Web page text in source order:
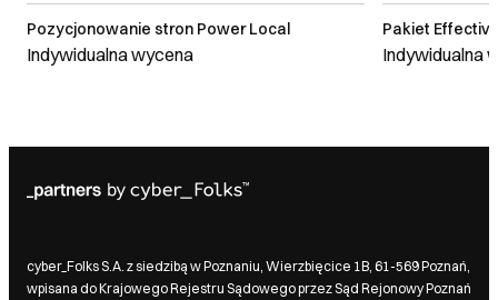
Pozycjonowanie stron Power Local
Indywidualna wycena
Pakiet
Indywidualna
cyber_Folks S.A. z siedzibą w Poznaniu, Wierzbięcice 1B, 61-569 Poznań,
wpisana do Krajowego Rejestru Sądowego przez Sąd Rejonowy Poznań